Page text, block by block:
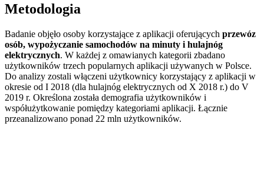
Metodologia
Badanie objęło osoby korzystające z aplikacji oferujących przewóz
osób, wypożyczanie samochodów na minuty i hulajnóg
elektrycznych. W każdej z omawianych kategorii zbadano
użytkowników trzech popularnych aplikacji używanych w Polsce.
Do analizy zostali włączeni użytkownicy korzystający z aplikacji w
okresie od I 2018 (dla hulajnóg elektrycznych od X 2018 r.) do V
2019 r. Określona została demografia użytkowników i
współużytkowanie pomiędzy kategoriami aplikacji. Łącznie
przeanalizowano ponad 22 mln użytkowników.